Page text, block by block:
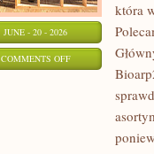
JUNE - 20 - 2026
COMMENTS OFFON
KOSMETYKI
która